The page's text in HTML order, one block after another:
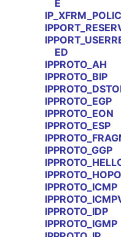
E
ED
IPPROTO_AH
IPPROTO_BIP
IPPROTO_EGP
IPPROTO_EON
IPPROTO_ESP
IPPROTO_GGP
IPPROTO_ICMP
IPPROTO_IDP
IPPROTO_IGMP